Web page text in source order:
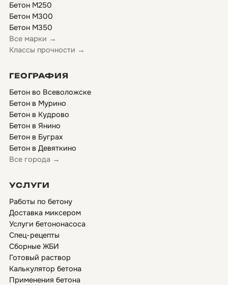
Бетон М250
Бетон М300
Бетон М350
Все марки →
Классы прочности →
ГЕОГРАФИЯ
Бетон во Всеволожске
Бетон в Мурино
Бетон в Кудрово
Бетон в Янино
Бетон в Буграх
Бетон в Девяткино
Все города →
УСЛУГИ
Работы по бетону
Доставка миксером
Услуги бетононасоса
Спец-рецепты
Сборные ЖБИ
Готовый раствор
Калькулятор бетона
Применения бетона